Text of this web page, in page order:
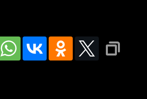
данных
акция в основном